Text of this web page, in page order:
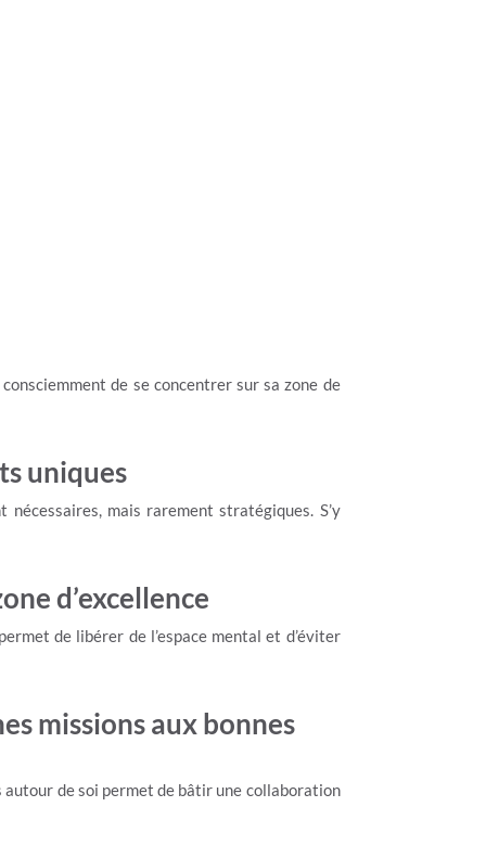
de se concentrer sur sa zone de
uniques
mais rarement stratégiques. S’y
d’excellence
de libérer de l’espace mental et d’éviter
missions aux bonnes
de soi permet de bâtir une collaboration